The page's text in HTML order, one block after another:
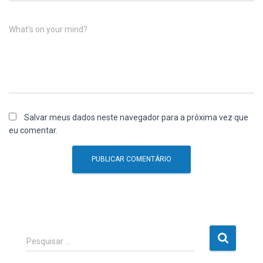
What's on your mind?
Salvar meus dados neste navegador para a próxima vez que
eu comentar.
P
e
Pesquisar …